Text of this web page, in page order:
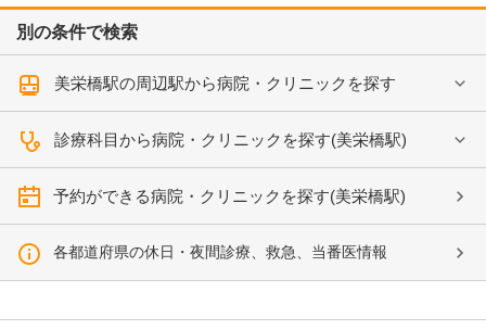
別の条件で検索
美栄橋駅の周辺駅から病院・クリニックを探す
診療科目から病院・クリニックを探す(美栄橋駅)
予約ができる病院・クリニックを探す(美栄橋駅)
各都道府県の休日・夜間診療、救急、当番医情報